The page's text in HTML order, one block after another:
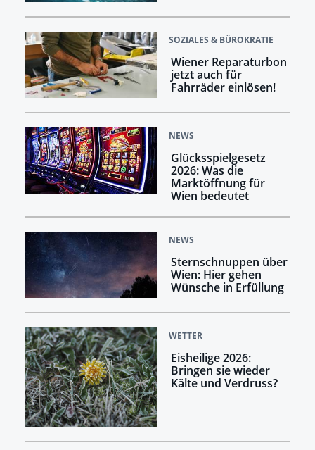
SOZIALES & BÜROKRATIE
Wiener Reparaturbon
jetzt auch für
Fahrräder einlösen!
NEWS
Glücksspielgesetz
2026: Was die
Marktöffnung für
Wien bedeutet
NEWS
Sternschnuppen über
Wien: Hier gehen
Wünsche in Erfüllung
WETTER
Eisheilige 2026:
Bringen sie wieder
Kälte und Verdruss?